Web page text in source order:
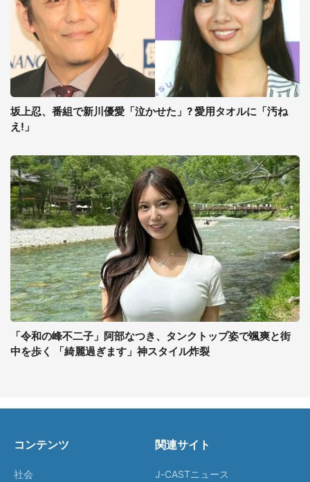
坂上忍、番組で新川優愛「泣かせた」? 愛用タオルに「汚ね
え!」
「令和の峰不二子」阿部なつき、タンクトップ姿で颯爽と街
中を歩く 「綺麗過ぎます」神スタイル炸裂
コンテンツ
社会
関連サイト
J-CASTニュース